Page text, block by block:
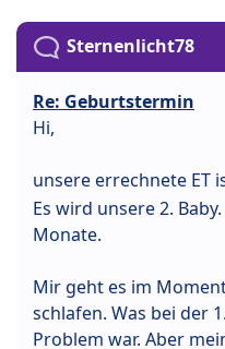
Sternenlicht78
Re: Geburtstermin
Hi,
unsere errechnete ET
Es wird unsere 2.
Monate.
Mir geht es im
schlafen. Was bei der
Problem war. Aber